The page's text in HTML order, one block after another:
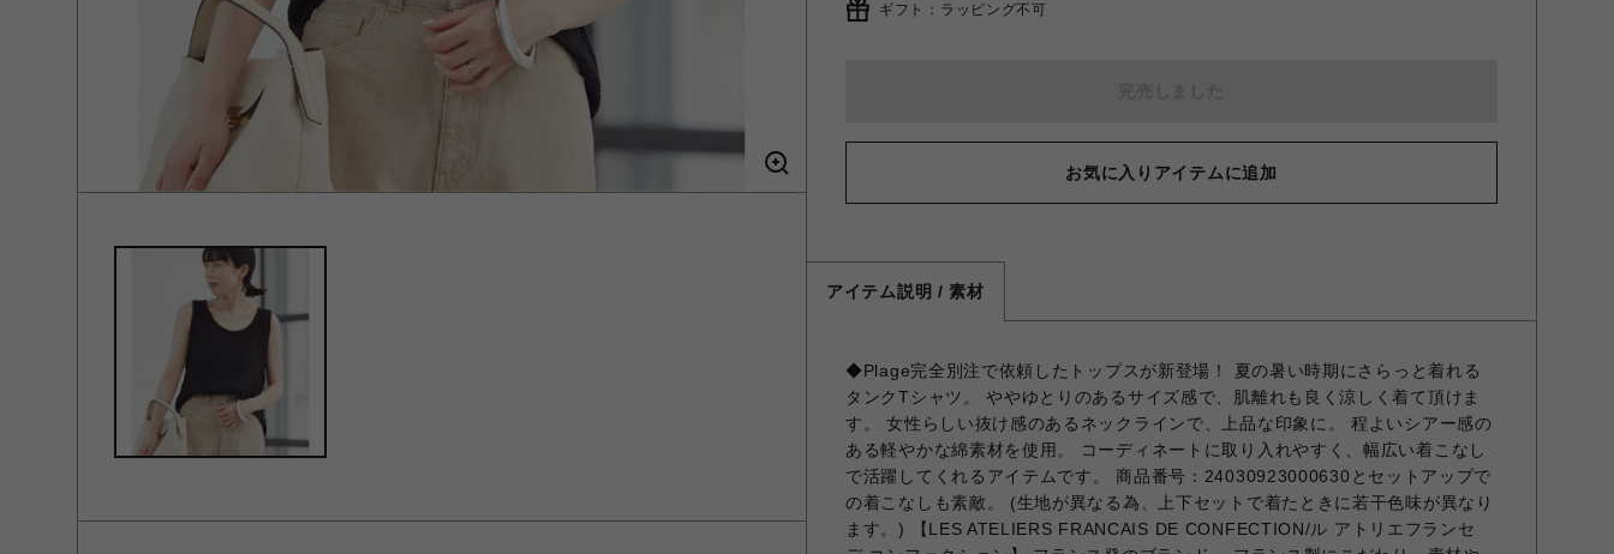
ギフト：ラッピング不可
お気に入りアイテムに追加
アイテム説明 / 素材
◆Plage完全別注で依頼したトップスが新登場！ 夏の暑い時期にさらっと着れる
タンクTシャツ。 ややゆとりのあるサイズ感で、肌離れも良く涼しく着て頂けま
す。 女性らしい抜け感のあるネックラインで、上品な印象に。 程よいシアー感の
ある軽やかな綿素材を使用。 コーディネートに取り入れやすく、幅広い着こなし
で活躍してくれるアイテムです。 商品番号：24030923000630とセットアップで
の着こなしも素敵。 (生地が異なる為、上下セットで着たときに若干色味が異なり
ます。) 【LES ATELIERS FRANCAIS DE CONFECTION/ル アトリエフランセ